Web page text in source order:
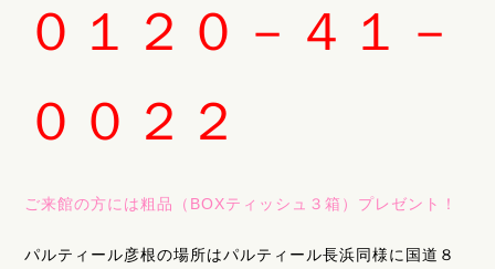
０１２０－４１－
００２２
ご来館の方には粗品（BOXティッシュ３箱）プレゼント！
パルティール彦根の場所はパルティール長浜同様に国道８